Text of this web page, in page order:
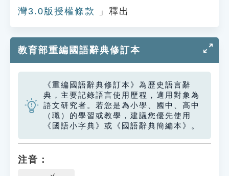
灣3.0版授權條款
」釋出
教育部重編國語辭典修訂本
《重編國語辭典修訂本》為歷史語言辭
典，主要記錄語言使用歷程，適用對象為
語文研究者。若您是為小學、國中、高中
（職）的學習或教學，建議您優先使用
《國語小字典》或《國語辭典簡編本》。
注音：